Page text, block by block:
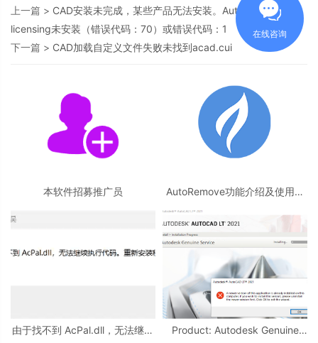
上一篇 > CAD安装未完成，某些产品无法安装。Autodesk
licensing未安装（错误代码：70）或错误代码：1
下一篇 > CAD加载自定义文件失败未找到acad.cui
本软件招募推广员
AutoRemove功能介绍及使用教
由于找不到 AcPal.dll，无法继续
Product: Autodesk Genuine
在线咨询